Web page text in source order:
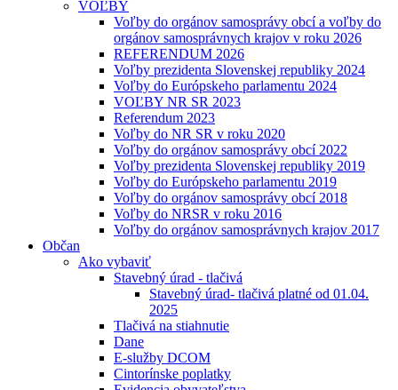
VOĽBY
Voľby do orgánov samosprávy obcí a voľby do
orgánov samosprávnych krajov v roku 2026
REFERENDUM 2026
Voľby prezidenta Slovenskej republiky 2024
Voľby do Európskeho parlamentu 2024
VOĽBY NR SR 2023
Referendum 2023
Voľby do NR SR v roku 2020
Voľby do orgánov samosprávy obcí 2022
Voľby prezidenta Slovenskej republiky 2019
Voľby do Európskeho parlamentu 2019
Voľby do orgánov samosprávy obcí 2018
Voľby do NRSR v roku 2016
Voľby do orgánov samosprávnych krajov 2017
Občan
Ako vybaviť
Stavebný úrad - tlačivá
Stavebný úrad- tlačivá platné od 01.04.
2025
Tlačivá na stiahnutie
Dane
E-služby DCOM
Cintorínske poplatky